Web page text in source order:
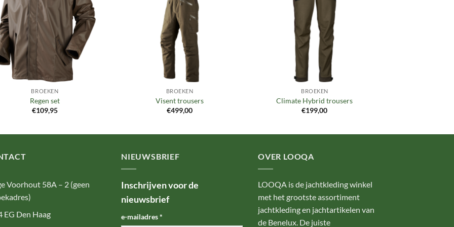
BROEKEN
Regen set
€109,95
BROEKEN
Visent trousers
€499,00
BROEKEN
Climate Hybrid trousers
€199,00
Voorhout 58A – 2 (geen
EG Den Haag
NIEUWSBRIEF
Inschrijven voor de
nieuwsbrief
e-mailadres*
OVER LOOQA
LOOQA is de jachtkleding winkel
met het grootste assortiment
jachtkleding en jachtartikelen van
de Benelux. De juiste